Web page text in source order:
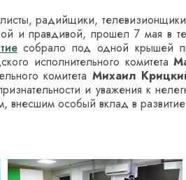
радийщики,
и правдивой, прошел 7 мая в
собрало под одной крышей
исполнительного комитета
комитета Михаил
и уважения к
внесшим особый вклад в